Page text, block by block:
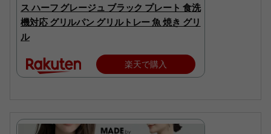
ス ハーフ グレージュ ブラック プレート 食洗
機対応 グリルパン グリルトレー 魚 焼き グリ
ル
楽天で購入